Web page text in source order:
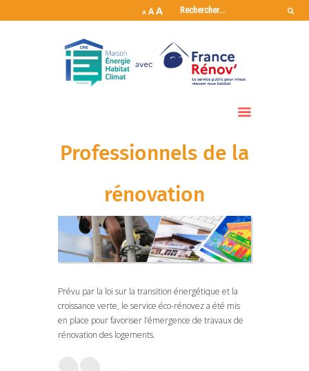
A AA
Professionnels de la
rénovation
Prévu par la loi sur la transition énergétique et la
croissance verte, le service éco-rénovez a été mis
en place pour favoriser l’émergence de travaux de
rénovation des logements.